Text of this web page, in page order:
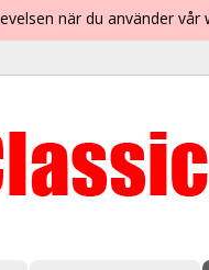
när du använder